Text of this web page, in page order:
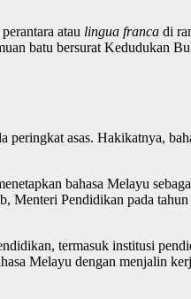
atau lingua franca di
batu bersurat Kedudukan
asas. Hakikatnya,
bahasa Melayu
Pendidikan pada
termasuk institusi
Melayu dengan menjalin